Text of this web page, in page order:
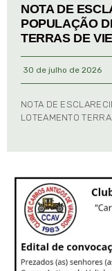
NOTA DE
POPULAÇÃO
TERRAS DE
30 de julho de 2026
NOTA DE
LOTEAMENTO